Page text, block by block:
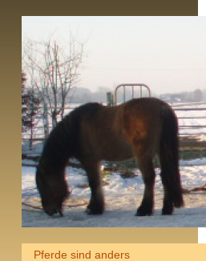
Pferde sind anders